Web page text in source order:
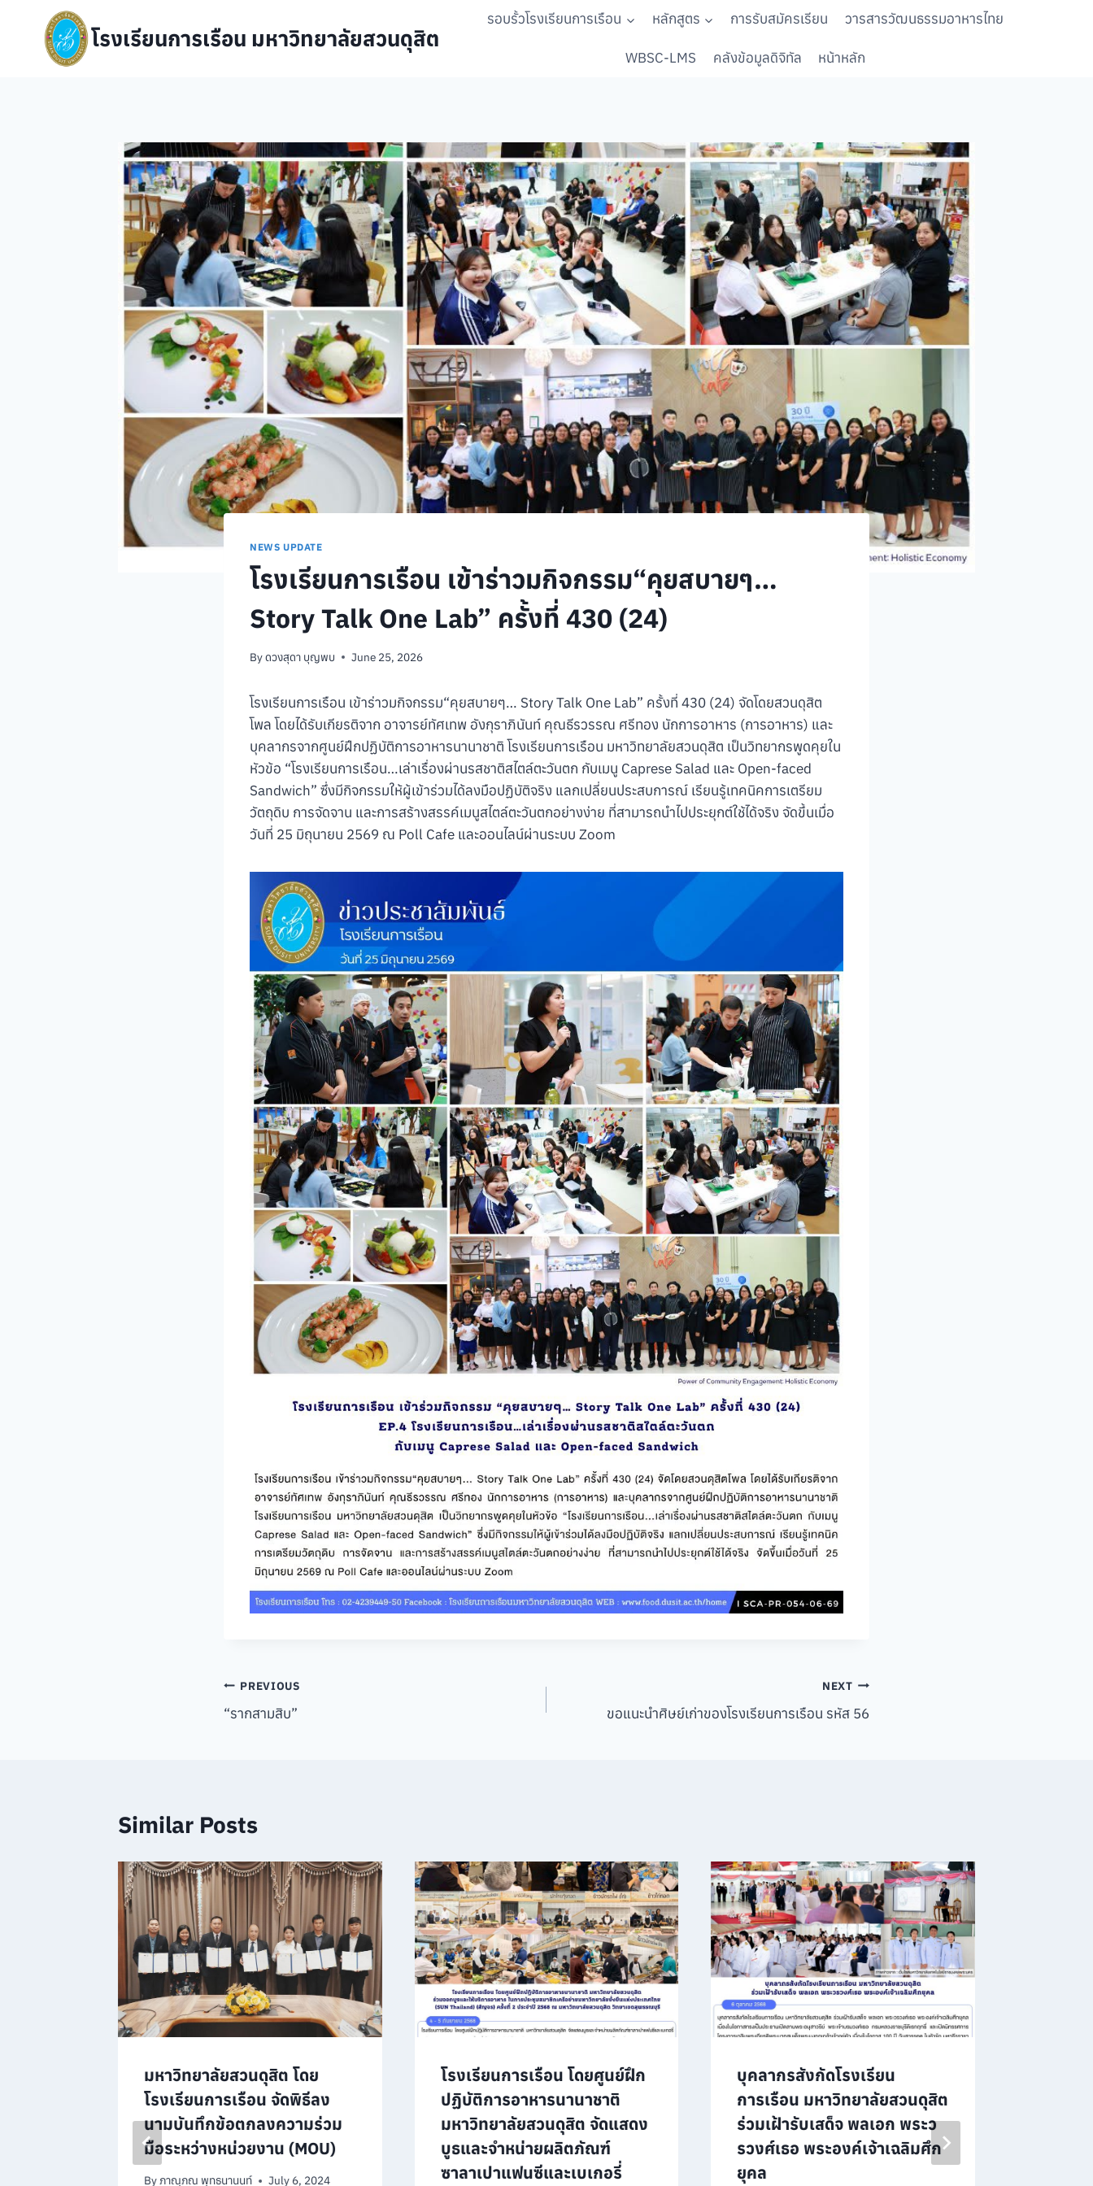
content
โรงเรียนการเรือน มหาวิทยาลัยสวนดุสิต
รอบรั้วโรงเรียนการเรือน หลักสูตร การรับสมัครเรียน วารสารวัฒนธรรมอาหารไทย
WBSC-LMS คลังข้อมูลดิจิทัล หน้าหลัก
NEWS UPDATE
โรงเรียนการเรือน เข้าร่าวมกิจกรรม“คุยสบายๆ…
Story Talk One Lab” ครั้งที่ 430 (24)
Byดวงสุดา บุญพบ June 25, 2026
โรงเรียนการเรือน เข้าร่าวมกิจกรรม“คุยสบายๆ… Story Talk One Lab” ครั้งที่ 430 (24) จัดโดยสวนดุสิต
โพล โดยได้รับเกียรติจาก อาจารย์ทัศเทพ อังกุราภินันท์ คุณธีรวรรณ ศรีทอง นักการอาหาร (การอาหาร) และ
บุคลากรจากศูนย์ฝึกปฏิบัติการอาหารนานาชาติ โรงเรียนการเรือน มหาวิทยาลัยสวนดุสิต เป็นวิทยากรพูดคุยใน
หัวข้อ “โรงเรียนการเรือน…เล่าเรื่องผ่านรสชาติสไตล์ตะวันตก กับเมนู Caprese Salad และ Open-faced
Sandwich” ซึ่งมีกิจกรรมให้ผู้เข้าร่วมได้ลงมือปฏิบัติจริง แลกเปลี่ยนประสบการณ์ เรียนรู้เทคนิคการเตรียม
วัตถุดิบ การจัดจาน และการสร้างสรรค์เมนูสไตล์ตะวันตกอย่างง่าย ที่สามารถนำไปประยุกต์ใช้ได้จริง จัดขึ้นเมื่อ
วันที่ 25 มิถุนายน 2569 ณ Poll Cafe และออนไลน์ผ่านระบบ Zoom
Post
navigation
PREVIOUS
“รากสามสิบ”
NEXT
ขอแนะนำศิษย์เก่าของโรงเรียนการเรือน รหัส 56
Similar Posts
มหาวิทยาลัยสวนดุสิต โดย
โรงเรียนการเรือน จัดพิธีลง
นามบันทึกข้อตกลงความร่วม
มือระหว่างหน่วยงาน (MOU)
Byภาณุภณ พุทธนานนท์ July 6, 2024
โรงเรียนการเรือน โดยศูนย์ฝึก
ปฏิบัติการอาหารนานาชาติ
มหาวิทยาลัยสวนดุสิต จัดแสดง
บูธและจำหน่ายผลิตภัณฑ์
ซาลาเปาแฟนซีและเบเกอรี่
บุคลากรสังกัดโรงเรียน
การเรือน มหาวิทยาลัยสวนดุสิต
ร่วมเฝ้ารับเสด็จ พลเอก พระว
รวงศ์เธอ พระองค์เจ้าเฉลิมศึก
ยุคล